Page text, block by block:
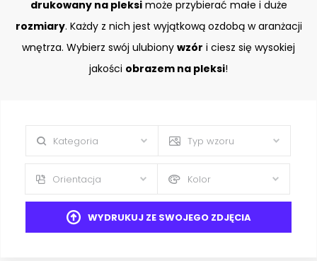
drukowany na pleksimoże przybierać małe i duże
rozmiary. Każdy z nich jest wyjątkową ozdobą w aranżacji
wnętrza. Wybierz swój ulubiony wzór i ciesz się wysokiej
jakości obrazem na pleksi!
Kategoria Typ wzoru
Orientacja Kolor
WYDRUKUJ ZE SWOJEGO ZDJĘCIA